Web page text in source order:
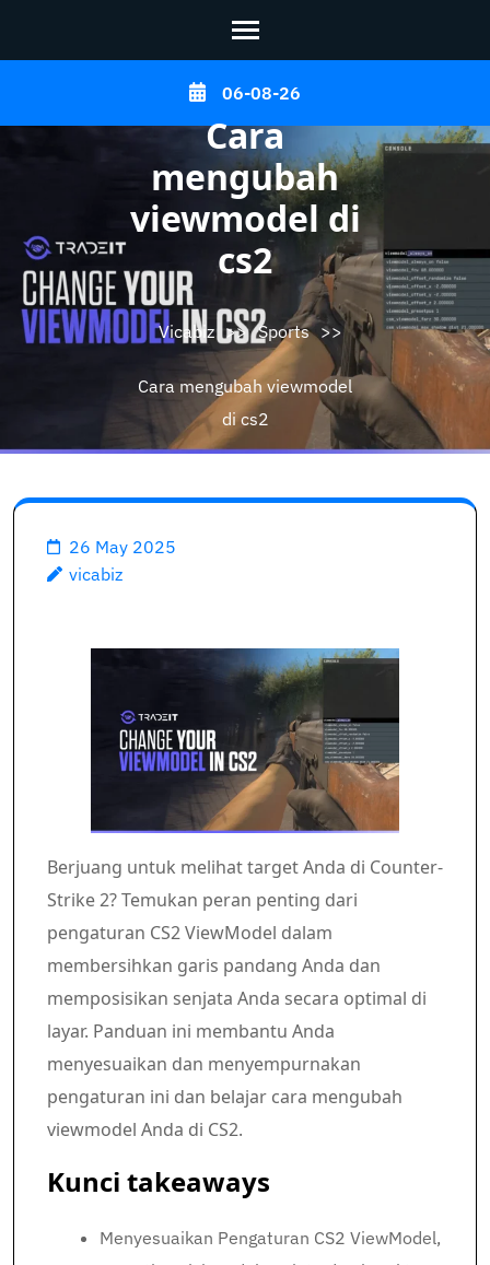
content
06-08-26
Cara
mengubah
viewmodel di
cs2
Vicabiz >> Sports >>
Cara mengubah viewmodel
di cs2
26 May 2025
vicabiz
Berjuang untuk melihat target Anda di Counter-
Strike 2? Temukan peran penting dari
pengaturan CS2 ViewModel dalam
membersihkan garis pandang Anda dan
memposisikan senjata Anda secara optimal di
layar. Panduan ini membantu Anda
menyesuaikan dan menyempurnakan
pengaturan ini dan belajar cara mengubah
viewmodel Anda di CS2.
Kunci takeaways
Menyesuaikan Pengaturan CS2 ViewModel,